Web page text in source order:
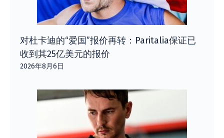
对杜卡迪的“爱国”报价再转：Paritalia保证已
收到其25亿美元的报价
2026年8月6日